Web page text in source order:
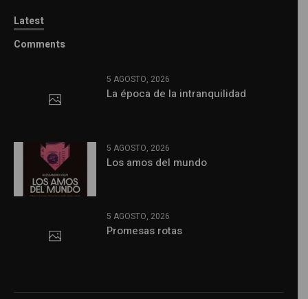
Latest
Comments
5 AGOSTO, 2026
La época de la intranquilidad
5 AGOSTO, 2026
Los amos del mundo
5 AGOSTO, 2026
Promesas rotas